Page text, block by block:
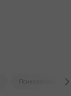
Психология и